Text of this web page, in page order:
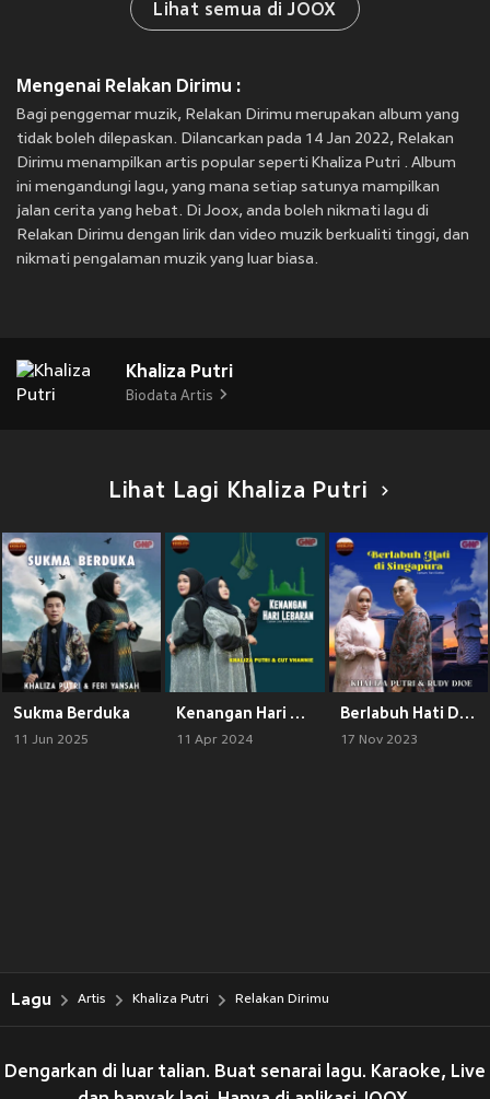
Lihat semua di JOOX
Mengenai Relakan Dirimu :
Bagi penggemar muzik, Relakan Dirimu merupakan album yang
tidak boleh dilepaskan. Dilancarkan pada 14 Jan 2022, Relakan
Dirimu menampilkan artis popular seperti Khaliza Putri . Album
ini mengandungi lagu, yang mana setiap satunya mampilkan
jalan cerita yang hebat. Di Joox, anda boleh nikmati lagu di
Relakan Dirimu dengan lirik dan video muzik berkualiti tinggi, dan
nikmati pengalaman muzik yang luar biasa.
Khaliza Putri
Biodata Artis
Lihat Lagi Khaliza Putri
Sukma Berduka
11 Jun 2025
Kenangan Hari Lebaran
11 Apr 2024
Berlabuh Hati Di Singapura
17 Nov 2023
Lagu Artis Khaliza Putri Relakan Dirimu
Dengarkan di luar talian. Buat senarai lagu. Karaoke, Live